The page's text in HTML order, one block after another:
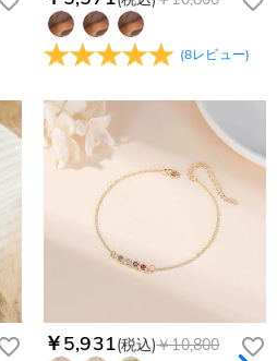
(8レビュー)
￥5,931(税込)￥10,800